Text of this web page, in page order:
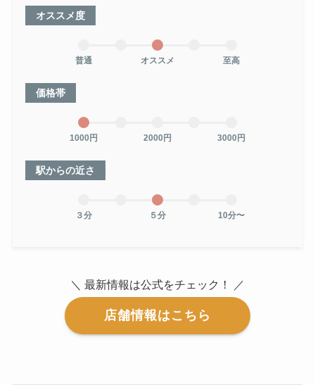
オススメ度
普通 オススメ 至高
価格帯
1000円 2000円 3000円
駅からの近さ
３分 ５分 10分〜
＼ 最新情報は公式をチェック！ ／
店舗情報はこちら